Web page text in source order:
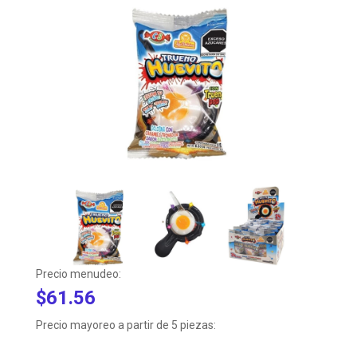
Precio menudeo:
$61.56
Precio mayoreo a partir de 5 piezas: